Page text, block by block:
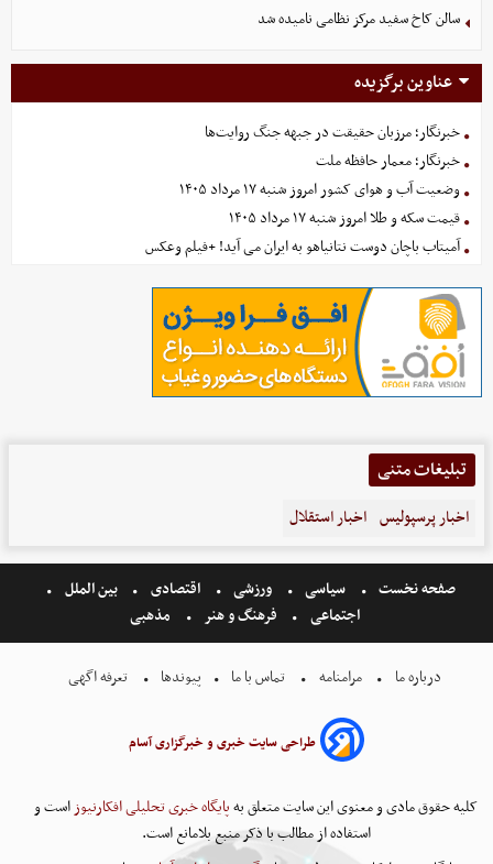
سالن کاخ سفید مرکز نظامی نامیده شد
عناوین برگزیده
خبرنگار؛ مرزبان حقیقت در جبهه جنگ روایت‌ها
خبرنگار؛ معمار حافظه ملت
وضعیت آب و هوای کشور امروز شنبه ۱۷ مرداد ۱۴۰۵
قیمت سکه و طلا امروز شنبه ۱۷ مرداد ۱۴۰۵
آمیتاب باچان دوست نتانیاهو به ایران می آید! +فیلم وعکس
تبلیغات متنی
اخبار پرسپولیس اخبار استقلال
صفحه نخست سیاسی ورزشی اقتصادی
بین الملل
اجتماعی
فرهنگ و هنر مذهبی
درباره ما مرامنامه تماس با ما پیوندها تعرفه اگهی
طراحی سایت خبری و خبرگزاری آسام
کلیه حقوق مادی و معنوی این سایت متعلق بهپایگاه خبری تحلیلی افکارنیوزاست و
استفاده از مطالب با ذکر منبع بلامانع است.